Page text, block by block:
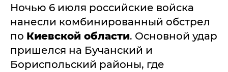
Ночью 6 июля российские войска
нанесли комбинированный обстрел
по Киевской области. Основной удар
пришелся на Бучанский и
Бориспольский районы, где